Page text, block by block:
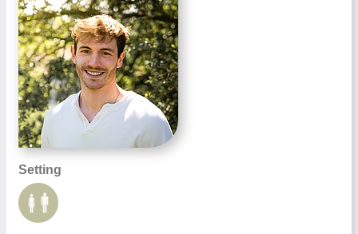
Setting